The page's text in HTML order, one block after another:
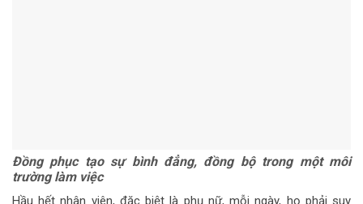
Đồng phục tạo sự bình đẳng, đồng bộ trong một môi
trường làm việc
Hầu hết nhân viên, đặc biệt là phụ nữ, mỗi ngày, họ phải suy